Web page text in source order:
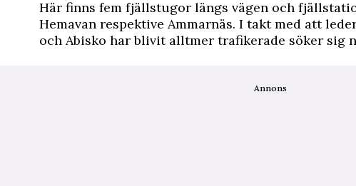
Här finns fem fjällstugor längs vägen och
Hemavan respektive Ammarnäs. I takt med att
och Abisko har blivit alltmer trafikerade söker sig
Annons